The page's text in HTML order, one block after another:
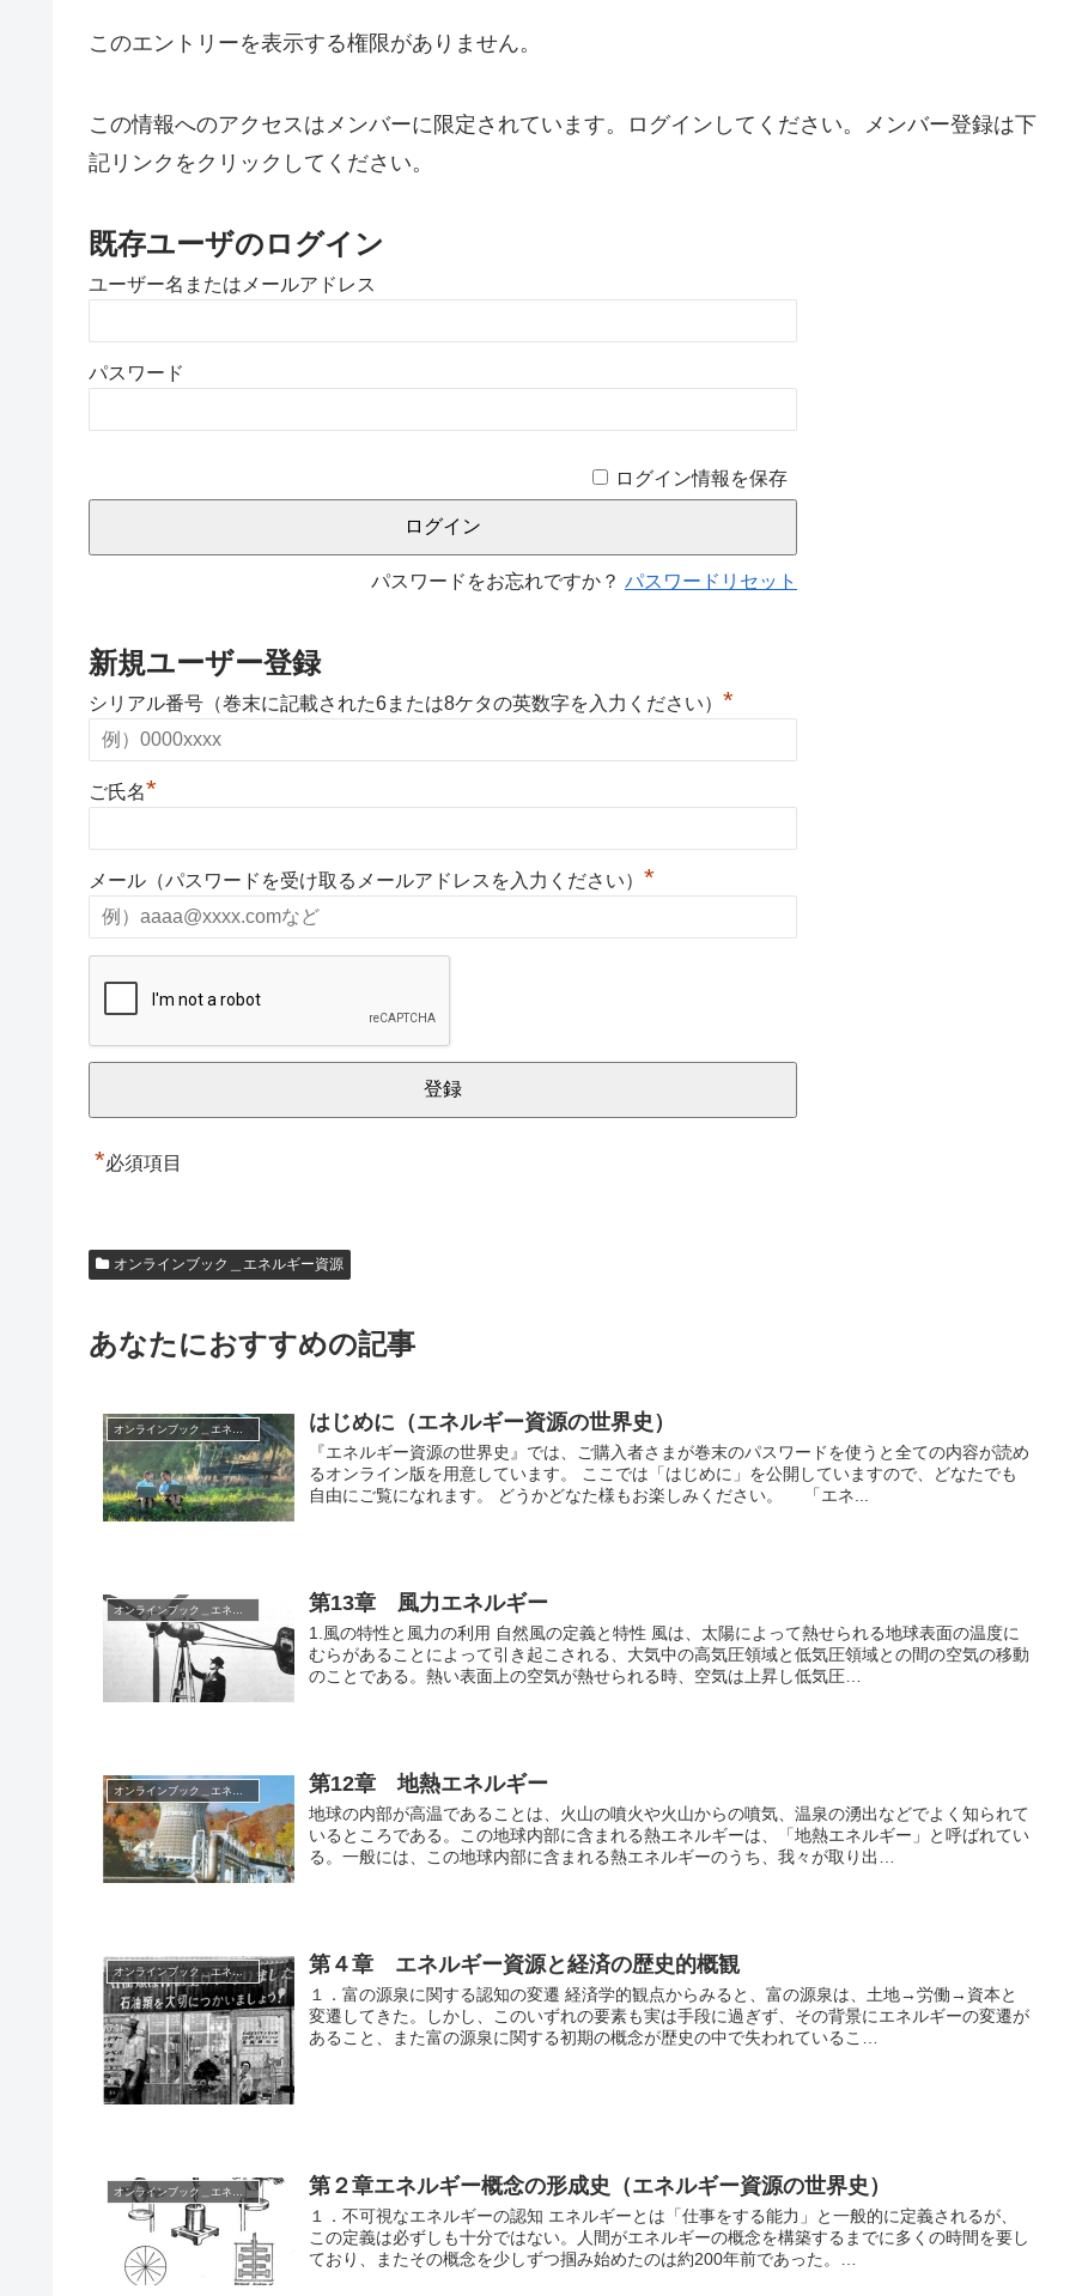
このエントリーを表示する権限がありません。
この情報へのアクセスはメンバーに限定されています。ログインしてください。メンバー登録は下
記リンクをクリックしてください。
既存ユーザのログイン
ユーザー名またはメールアドレス
パスワード
ログイン情報を保存
パスワードをお忘れですか？ パスワードリセット
新規ユーザー登録
シリアル番号（巻末に記載された6または8ケタの英数字を入力ください） *
ご氏名*
メール（パスワードを受け取るメールアドレスを入力ください） *
*必須項目
オンラインブック＿エネルギー資源
あなたにおすすめの記事
はじめに（エネルギー資源の世界史）
『エネルギー資源の世界史』では、ご購入者さまが巻末のパスワードを使うと全ての内容が読め
るオンライン版を用意しています。 ここでは「はじめに」を公開していますので、どなたでも
自由にご覧になれます。 どうかどなた様もお楽しみください。 「エネ...
第13章 風力エネルギー
1.風の特性と風力の利用 自然風の定義と特性 風は、太陽によって熱せられる地球表面の温度に
むらがあることによって引き起こされる、大気中の高気圧領域と低気圧領域との間の空気の移動
のことである。熱い表面上の空気が熱せられる時、空気は上昇し低気圧…
第12章 地熱エネルギー
地球の内部が高温であることは、火山の噴火や火山からの噴気、温泉の湧出などでよく知られて
いるところである。この地球内部に含まれる熱エネルギーは、「地熱エネルギー」と呼ばれてい
る。一般には、この地球内部に含まれる熱エネルギーのうち、我々が取り出…
オンラインブック＿エネルギー資源 第４章 エネルギー資源と経済の歴史的概観
１．富の源泉に関する認知の変遷 経済学的観点からみると、富の源泉は、土地→労働→資本と
変遷してきた。しかし、このいずれの要素も実は手段に過ぎず、その背景にエネルギーの変遷が
あること、また富の源泉に関する初期の概念が歴史の中で失われているこ…
オンラインブック＿エネルギー資源 第２章エネルギー概念の形成史（エネルギー資源の世界史）
１．不可視なエネルギーの認知 エネルギーとは「仕事をする能力」と一般的に定義されるが、
この定義は必ずしも十分ではない。人間がエネルギーの概念を構築するまでに多くの時間を要し
ており、またその概念を少しずつ掴み始めたのは約200年前であった。…